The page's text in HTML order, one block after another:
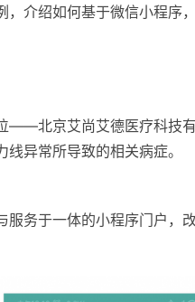
，介绍如何基于微信小程序
——北京艾尚艾德医疗科技
异常所导致的相关病症。
服务于一体的小程序门户，